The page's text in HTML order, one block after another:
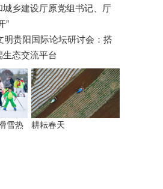
乡建设厅原党组书记、厅
”
明贵阳国际论坛研讨会：搭
态交流平台
雪热 耕耘春天